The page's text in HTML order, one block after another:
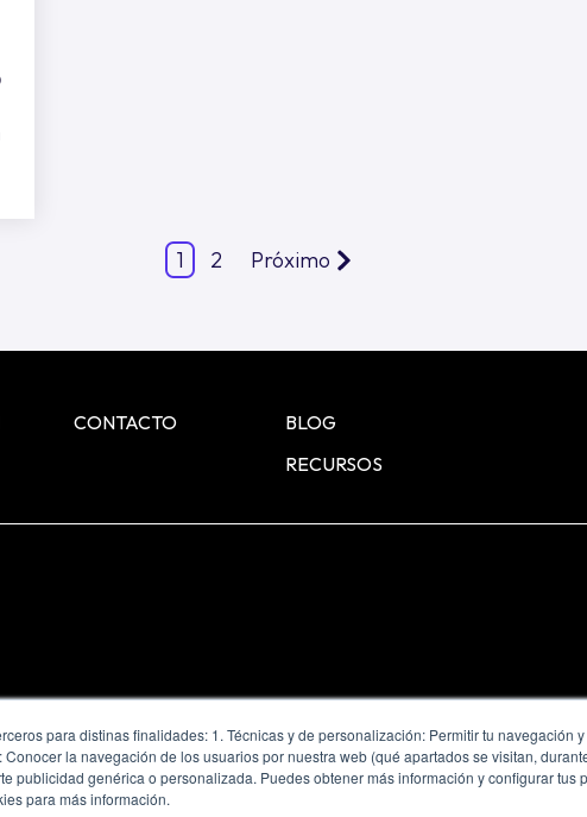
para distinas finalidades: 1. Técnicas y de personalización: Permitir tu navegación
la navegación de los usuarios por nuestra web (qué apartados se visitan,
publicidad genérica o personalizada. Puedes obtener más información y configurar tus
para más información.
1 2 Próximo
CONTACTO
BLOG
RECURSOS
cookies